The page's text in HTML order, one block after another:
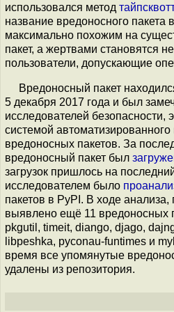
использовался метод
название вредоносного пакета
максимально похожим на
пакет, а жертвами становятся
пользователи, допускающие
Вредоносный пакет
5 декабря 2017 года и был
исследователей
системой
вредоносных пакетов. За
вредоносный пакет был
загрузок пришлось на
исследователем было
пакетов в PyPI. В ходе
выявлено ещё 11 вредоносных
pkgutil, timeit, diango, djago,
libpeshka, pyconau-funtimes и
время все упомянутые
удалены из репозитория.